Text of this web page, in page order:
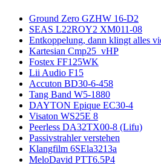
Ground Zero GZHW 16-D2
SEAS L22ROY2 XM011-08
Entkoppelung, dann klingt alles
Kartesian Cmp25_vHP
Fostex FF125WK
Lii Audio F15
Accuton BD30-6-458
Tang Band W5-1880
DAYTON Epique EC30-4
Visaton WS25E 8
Peerless DA32TX00-8 (Lifu)
Passivstrahler verstehen
Klangfilm 6SEla3213a
MeloDavid PTT6.5P4